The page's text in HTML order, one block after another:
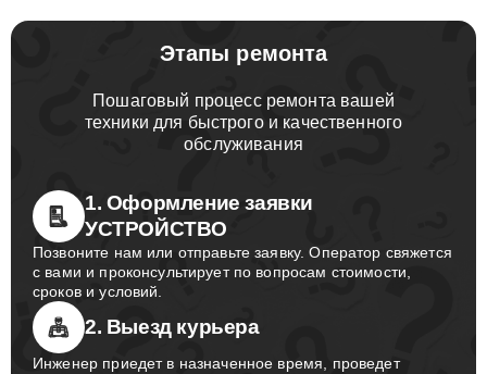
Этапы ремонта
Пошаговый процесс ремонта вашей
техники для быстрого и качественного
обслуживания
1. Оформление заявки
УСТРОЙСТВО
Позвоните нам или отправьте заявку. Оператор свяжется
с вами и проконсультирует по вопросам стоимости,
сроков и условий.
2. Выезд курьера
Инженер приедет в назначенное время, проведет